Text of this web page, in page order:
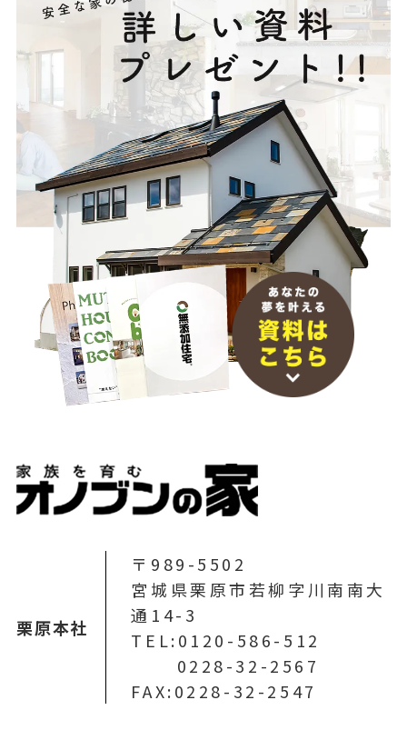
栗原本社
〒989-5502
宮城県栗原市若柳字川南南大
通14-3
TEL:0120-586-512
0228-32-2567
FAX:0228-32-2547